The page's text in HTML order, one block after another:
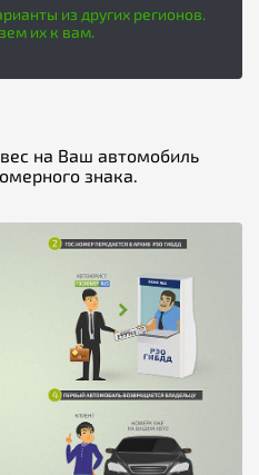
из других регионов.
их к вам.
на Ваш автомобиль
знака.